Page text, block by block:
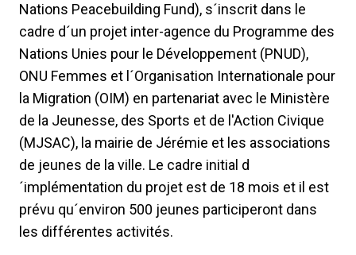
Nations Peacebuilding Fund), s´inscrit dans le
cadre d´un projet inter-agence du Programme des
Nations Unies pour le Développement (PNUD),
ONU Femmes et l´Organisation Internationale pour
la Migration (OIM) en partenariat avec le Ministère
de la Jeunesse, des Sports et de l'Action Civique
(MJSAC), la mairie de Jérémie et les associations
de jeunes de la ville. Le cadre initial d
´implémentation du projet est de 18 mois et il est
prévu qu´environ 500 jeunes participeront dans
les différentes activités.